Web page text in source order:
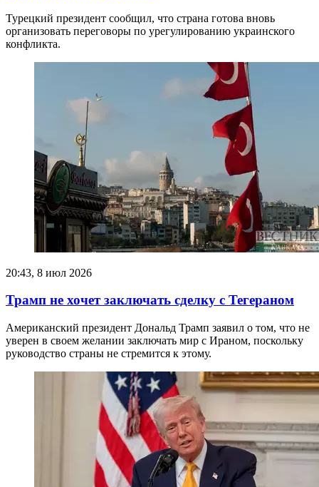
Турецкий президент сообщил, что страна готова вновь
организовать переговоры по урегулированию украинского
конфликта.
20:43, 8 июл 2026
Трамп не хочет заключать сделку с Тегераном
Американский президент Дональд Трамп заявил о том, что не
уверен в своем желании заключать мир с Ираном, поскольку
руководство страны не стремится к этому.